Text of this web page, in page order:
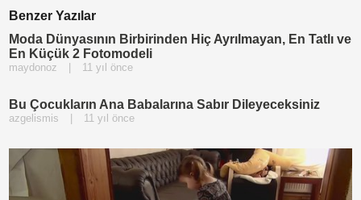
Benzer Yazılar
Moda Dünyasının Birbirinden Hiç Ayrılmayan, En Tatlı ve
En Küçük 2 Fotomodeli
maydonoz 11 yıl önce
Bu Çocukların Ana Babalarına Sabır Dileyeceksiniz
azgelismis 11 yıl önce